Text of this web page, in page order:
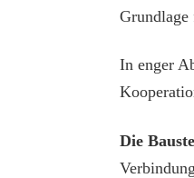
In enger
Die